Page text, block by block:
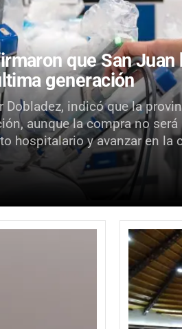
que San
generación
Dobladez, indicó que la
aunque la compra no
hospitalario y avanzar en